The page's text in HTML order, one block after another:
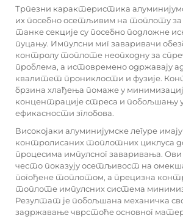
Трпезни карактеристика
их посебно осетљивим на топлоту за
танке секције су посебно подложне
пуцању. Импулсни миг заваривачи
контролу топлоте неопходну за
проблема, а истовремено одржавају
квалитет прониклости и фузије.
брзина хлађења помаже у
концентрације стреса и побољшању
ефикасности зглобова.
Високојаки алуминијумске легуре
контролисаних топлотних циклуса
процесима импулсног заваривања.
често показују осетљивост на
погођене топлотом, а прецизна
топлоте импулсних система
Резултат је побољшана механичка
задржавање чврстоће основног